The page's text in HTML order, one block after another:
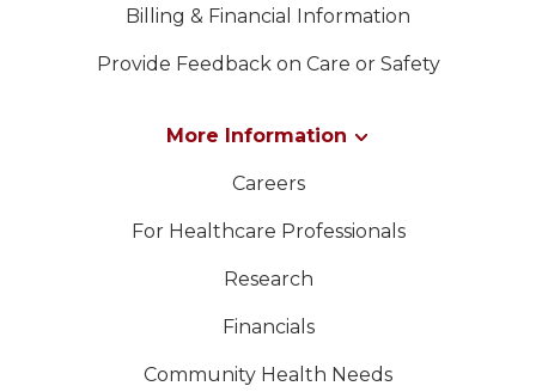
Billing & Financial Information
Provide Feedback on Care or Safety
More Information
Careers
For Healthcare Professionals
Research
Financials
Community Health Needs